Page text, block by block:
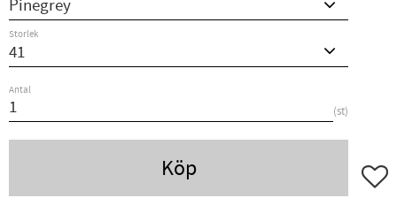
Storlek
Antal
st
Köp Lägg